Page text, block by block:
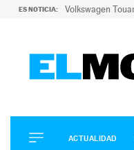
ES NOTICIA: Volkswagen
ELÉCTRICOS
CONDUCIR
ACTUALIDAD